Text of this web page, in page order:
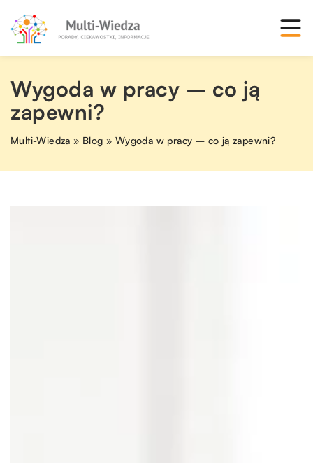
Wygoda w pracy – co ją
zapewni?
Multi-Wiedza » Blog » Wygoda w pracy – co ją zapewni?